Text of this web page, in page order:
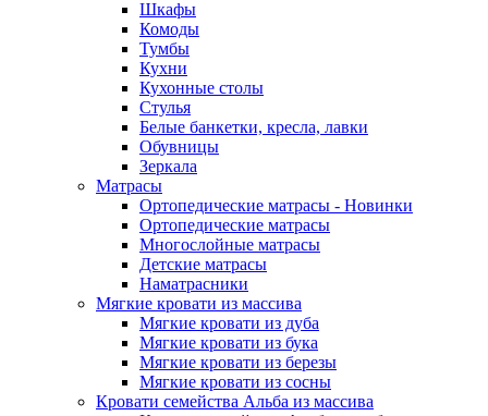
Шкафы
Комоды
Тумбы
Кухни
Кухонные столы
Стулья
Белые банкетки, кресла, лавки
Обувницы
Зеркала
Матрасы
Ортопедические матрасы - Новинки
Ортопедические матрасы
Многослойные матрасы
Детские матрасы
Наматрасники
Мягкие кровати из массива
Мягкие кровати из дуба
Мягкие кровати из бука
Мягкие кровати из березы
Мягкие кровати из сосны
Кровати семейства Альба из массива